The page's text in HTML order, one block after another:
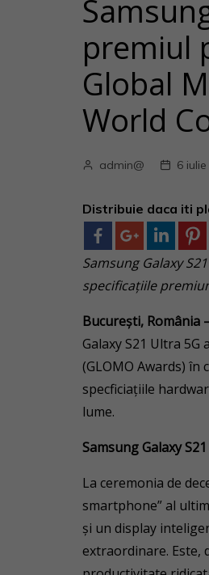
premiul
Global
World
admin@ 6
Distribuie daca iti
Samsung Galaxy
specificațiile
București, România
Galaxy S21 Ultra
(GLOMO Awards) în
specficiațiile
lume.
Samsung Galaxy
La ceremonia de
smartphone” al
și un display
extraordinare. Este,